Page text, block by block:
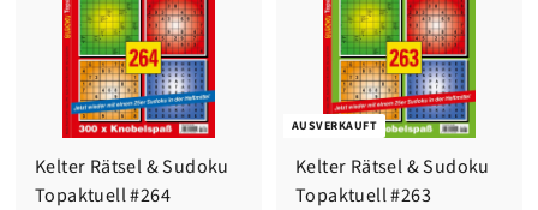
Kelter Rätsel & Sudoku
Topaktuell #264
AUSVERKAUFT
Kelter Rätsel & Sudoku
Topaktuell #263